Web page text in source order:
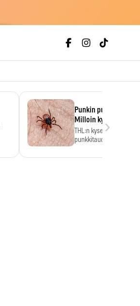
Punkin purema ja
Milloin kyse on
THL:n kyselyssä
punkkitaudin riskin noin
›